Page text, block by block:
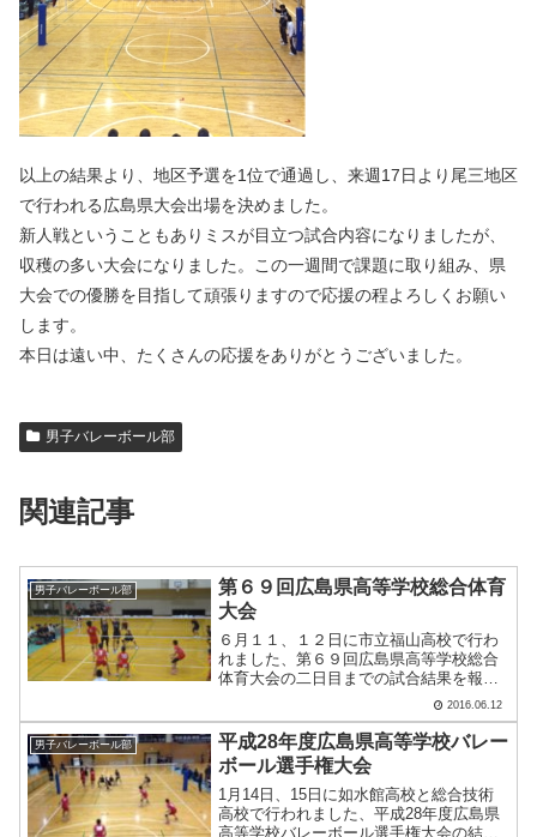
以上の結果より、地区予選を1位で通過し、来週17日より尾三地区
で行われる広島県大会出場を決めました。
新人戦ということもありミスが目立つ試合内容になりましたが、
収穫の多い大会になりました。この一週間で課題に取り組み、県
大会での優勝を目指して頑張りますので応援の程よろしくお願い
します。
本日は遠い中、たくさんの応援をありがとうございました。
男子バレーボール部
関連記事
男子バレーボール部
第６９回広島県高等学校総合体育
大会
６月１１、１２日に市立福山高校で行わ
れました、第６９回広島県高等学校総合
体育大会の二日目までの試合結果を報告
します。二回戦 本校 ２（２５－１３
２５－１３）０ 呉港高校三回戦 本校
２（２５－１１ ２５－１１）０ 修道
高校準々決勝 本校 .....
2016.06.12
男子バレーボール部
平成28年度広島県高等学校バレー
ボール選手権大会
1月14日、15日に如水館高校と総合技術
高校で行われました、平成28年度広島県
高等学校バレーボール選手権大会の結果